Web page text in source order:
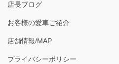
店長ブログ
お客様の愛車ご紹介
店舗情報/MAP
プライバシーポリシー